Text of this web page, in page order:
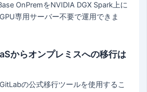
OnPremをNVIDIA DGX Spark上に
専用サーバー不要で運用できま
からオンプレミスへの移行は
の公式移行ツールを使用するこ